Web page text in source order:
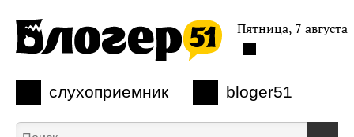
слухоприемник bloger51
Пятница, 7 августа